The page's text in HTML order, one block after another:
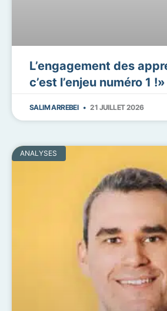
L’engagement des
c’est l’enjeu numéro 1 !»
SALIM ARREBEI 21 JUILLET 2026
ANALYSES